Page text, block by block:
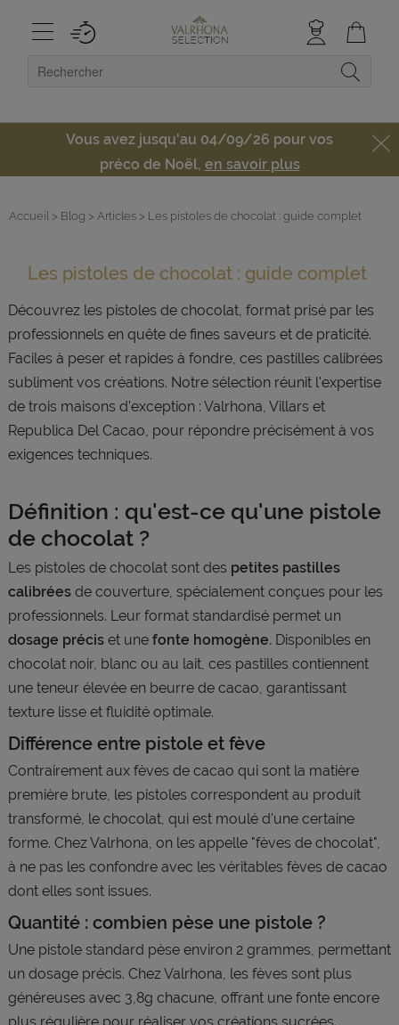
Vous avez jusqu'au 04/09/26 pour vos
préco de Noël, en savoir plus
Accueil > Blog > Articles > Les pistoles de chocolat : guide complet
Les pistoles de chocolat : guide complet
Découvrez les pistoles de chocolat, format prisé par les
professionnels en quête de fines saveurs et de praticité.
Faciles à peser et rapides à fondre, ces pastilles calibrées
subliment vos créations. Notre sélection réunit l'expertise
de trois maisons d'exception : Valrhona, Villars et
Republica Del Cacao, pour répondre précisément à vos
exigences techniques.
Définition : qu'est-ce qu'une pistole
de chocolat ?
Les pistoles de chocolat sont des petites pastilles
calibréesde couverture, spécialement conçues pour les
professionnels. Leur format standardisé permet un
dosage préciset une fonte homogène.Disponibles en
chocolat noir, blanc ou au lait, ces pastilles contiennent
une teneur élevée en beurre de cacao, garantissant
texture lisse et fluidité optimale.
Différence entre pistole et fève
Contrairement aux fèves de cacao qui sont la matière
première brute, les pistoles correspondent au produit
transformé, le chocolat, qui est moulé d'une certaine
forme. Chez Valrhona, on les appelle "fèves de chocolat",
à ne pas les confondre avec les véritables fèves de cacao
dont elles sont issues.
Quantité : combien pèse une pistole ?
Une pistole standard pèse environ 2 grammes, permettant
un dosage précis. Chez Valrhona, les fèves sont plus
généreuses avec 3,8g chacune, offrant une fonte encore